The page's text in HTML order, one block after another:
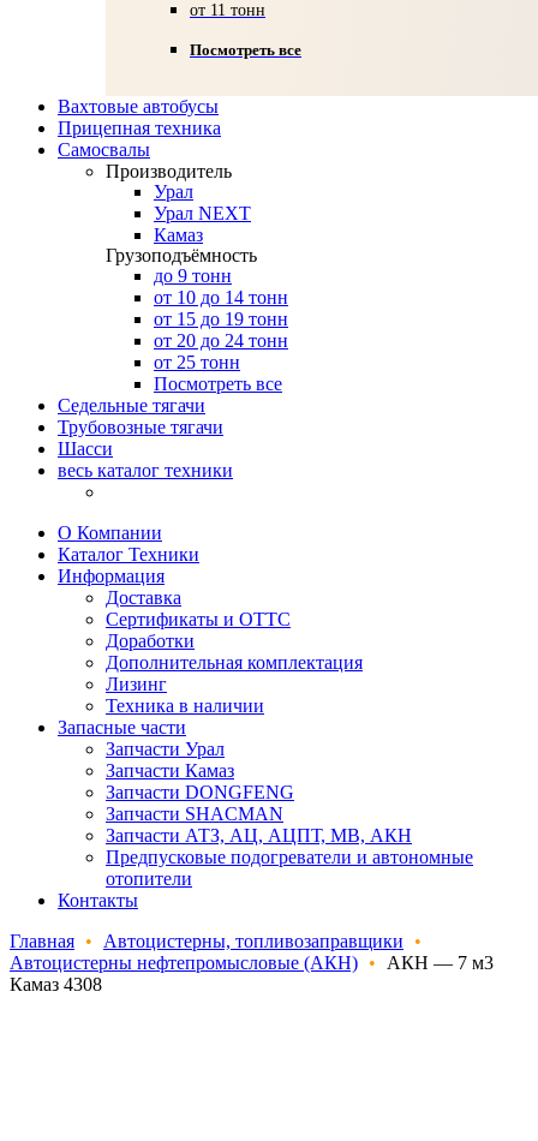
от 11 тонн
Посмотреть все
Вахтовые автобусы
Прицепная техника
Самосвалы
Производитель
Урал
Урал NEXT
Камаз
Грузоподъёмность
до 9 тонн
от 10 до 14 тонн
от 15 до 19 тонн
от 20 до 24 тонн
от 25 тонн
Посмотреть все
Седельные тягачи
Трубовозные тягачи
Шасси
весь каталог техники
О Компании
Каталог Техники
Информация
Доставка
Сертификаты и ОТТС
Доработки
Дополнительная комплектация
Лизинг
Техника в наличии
Запасные части
Запчасти Урал
Запчасти Камаз
Запчасти DONGFENG
Запчасти SHACMAN
Запчасти АТЗ, АЦ, АЦПТ, МВ, АКН
Предпусковые подогреватели и автономные
отопители
Контакты
Главная • Автоцистерны, топливозаправщики
•
Автоцистерны нефтепромысловые (АКН) •
АКН — 7 м3
Камаз 4308